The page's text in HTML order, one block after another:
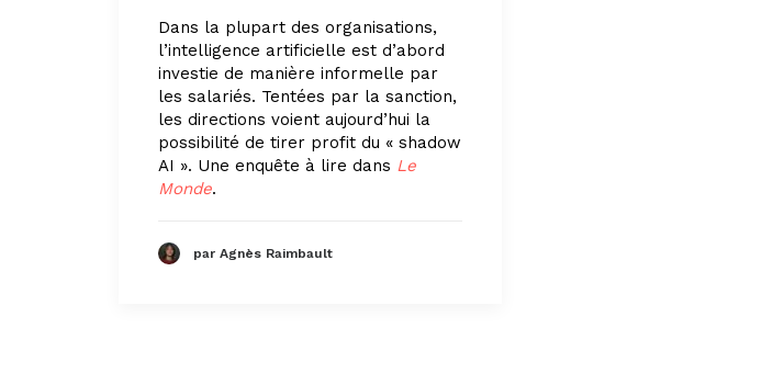
Dans la plupart des organisations,
l’intelligence artificielle est d’abord
investie de manière informelle par
les salariés. Tentées par la sanction,
les directions voient aujourd’hui la
possibilité de tirer profit du « shadow
AI ». Une enquête à lire dans Le
Monde.
par Agnès Raimbault